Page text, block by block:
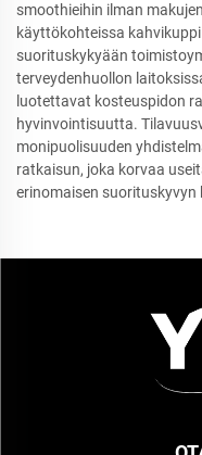
smoothieihin ilman
käyttökohteissa
suorituskykyään
terveydenhuollon
luotettavat kosteuspidon
hyvinvointisuutta.
monipuolisuuden
ratkaisun, joka korvaa
erinomaisen